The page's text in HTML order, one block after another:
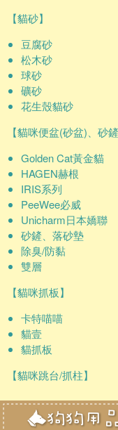
【貓砂】
豆腐砂
松木砂
球砂
礦砂
花生殼貓砂
【貓咪便盆(砂盆)、砂鏟
Golden Cat黃金貓
HAGEN赫根
IRIS系列
PeeWee必威
Unicharm日本嬌聯
砂鏟、落砂墊
除臭/防黏
雙層
【貓咪抓板】
卡特喵喵
貓壹
貓抓板
【貓咪跳台/抓柱】